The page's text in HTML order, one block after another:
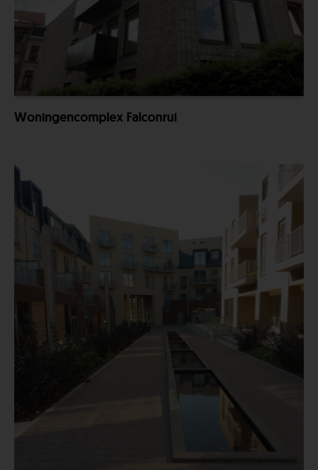
Woningencomplex Falconrui